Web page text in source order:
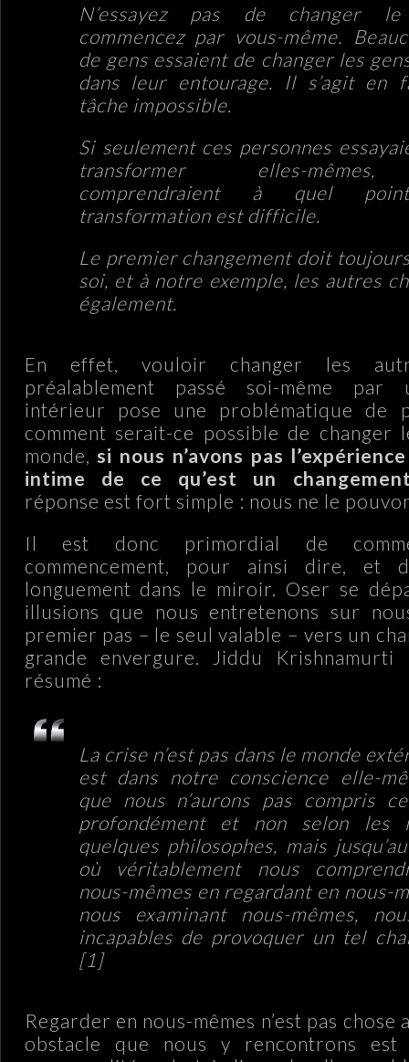
N’essayez pas de changer le
commencez par vous-même.
de gens essaient de changer les
dans leur entourage. Il s’agit en
tâche impossible.
Si seulement ces personnes
transformer elles-
comprendraient à quel
transformation est difficile.
Le premier changement doit
soi, et à notre exemple, les autres
également.
En effet, vouloir changer les
préalablement passé soi-même par
intérieur pose une problématique de
comment serait-ce possible de changer
monde, si nous n’avons pas
intime de ce qu’est un
réponse est fort simple : nous ne le
Il est donc primordial de
commencement, pour ainsi dire, et
longuement dans le miroir. Oser se
illusions que nous entretenons sur
premier pas – le seul valable – vers un
grande envergure. Jiddu Krishnamurti
résumé :
La crise n’est pas dans le monde
est dans notre conscience elle-
que nous n’aurons pas compris
profondément et non selon les
quelques philosophes, mais
où véritablement nous
nous-mêmes en regardant en nous-
nous examinant nous-mêmes,
incapables de provoquer un tel
[1]
Regarder en nous-mêmes n’est pas chose
obstacle que nous y rencontrons